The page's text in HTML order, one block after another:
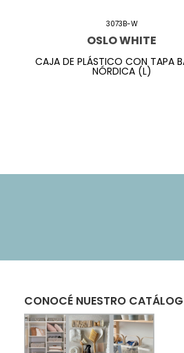
3073B-W
OSLO WHITE
CAJA DE PLÁSTICO CON TAPA
NÓRDICA (L)
CONOCÉ NUESTRO